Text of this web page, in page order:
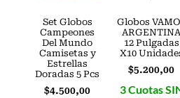
Set Globos
Campeones
Del Mundo
Camisetas y
Estrellas
Doradas 5 Pcs
$4.500,00
Globos
12 Pulgadas
X10
$5.200,00
3 Cuotas